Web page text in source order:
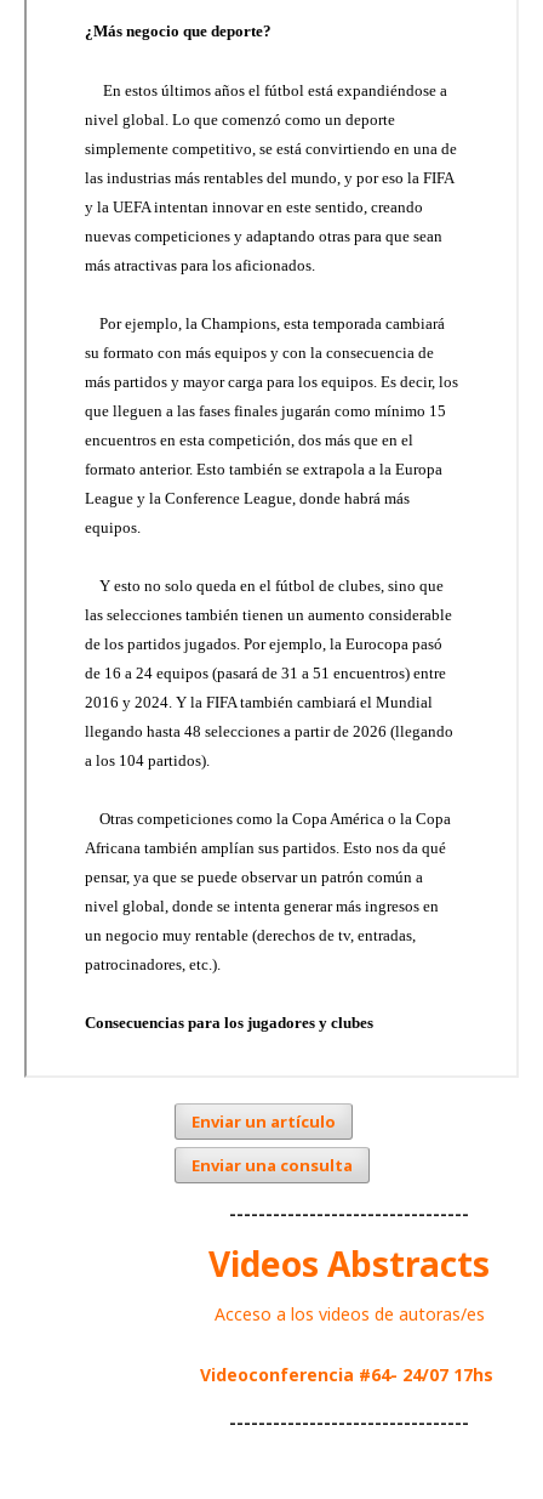
Enviar un artículo
Enviar una consulta
---------------------------------
Videos Abstracts
Acceso a los videos de autoras/es
Videoconferencia #64- 24/07 17hs
---------------------------------